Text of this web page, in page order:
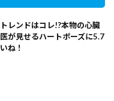
レンドはコレ!?本物の心臓
が見せるハートポーズに5.7
ね！